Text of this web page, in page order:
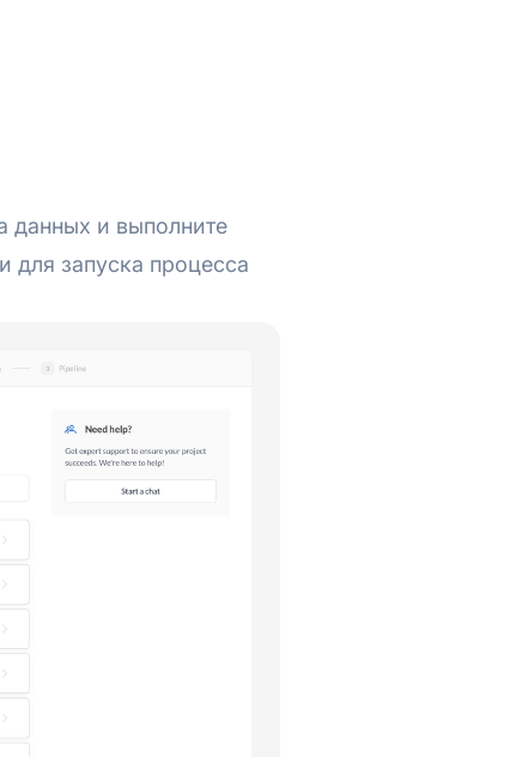
данных и выполните
для запуска процесса